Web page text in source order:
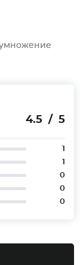
4.5 / 5
1
1
0
0
0